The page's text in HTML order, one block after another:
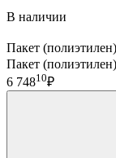
В наличии
Пакет
Пакет
6 74810₽